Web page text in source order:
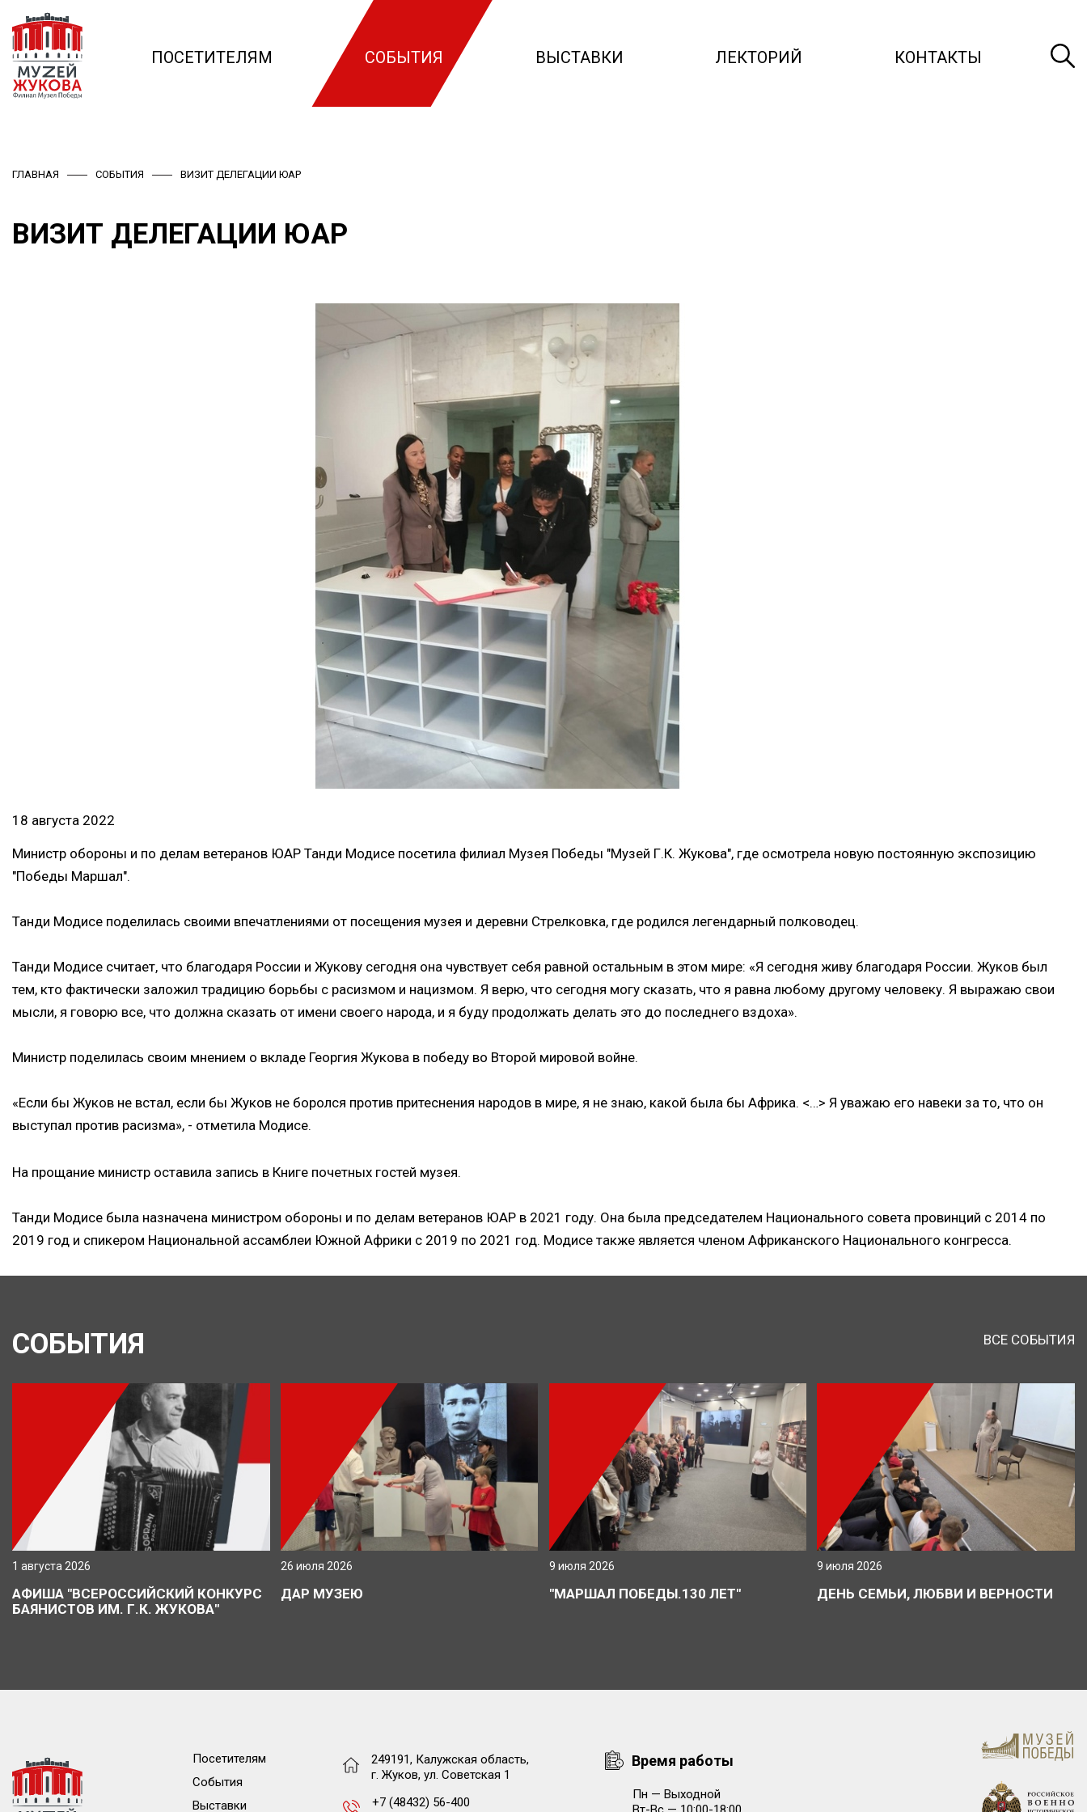
ПОСЕТИТЕЛЯМ СОБЫТИЯ ВЫСТАВКИ ЛЕКТОРИЙ КОНТАКТЫ
ГЛАВНАЯ СОБЫТИЯ ВИЗИТ ДЕЛЕГАЦИИ ЮАР
ВИЗИТ ДЕЛЕГАЦИИ ЮАР
18 августа 2022
Министр обороны и по делам ветеранов ЮАР Танди Модисе посетила филиал Музея Победы "Музей Г.К. Жукова", где осмотрела новую постоянную экспозицию
"Победы Маршал".
Танди Модисе поделилась своими впечатлениями от посещения музея и деревни Стрелковка, где родился легендарный полководец.
Танди Модисе считает, что благодаря России и Жукову сегодня она чувствует себя равной остальным в этом мире: «Я сегодня живу благодаря России. Жуков был
тем, кто фактически заложил традицию борьбы с расизмом и нацизмом. Я верю, что сегодня могу сказать, что я равна любому другому человеку. Я выражаю свои
мысли, я говорю все, что должна сказать от имени своего народа, и я буду продолжать делать это до последнего вздоха».
Министр поделилась своим мнением о вкладе Георгия Жукова в победу во Второй мировой войне.
«Если бы Жуков не встал, если бы Жуков не боролся против притеснения народов в мире, я не знаю, какой была бы Африка. <…> Я уважаю его навеки за то, что он
выступал против расизма», - отметила Модисе.
На прощание министр оставила запись в Книге почетных гостей музея.
Танди Модисе была назначена министром обороны и по делам ветеранов ЮАР в 2021 году. Она была председателем Национального совета провинций с 2014 по
2019 год и спикером Национальной ассамблеи Южной Африки с 2019 по 2021 год. Модисе также является членом Африканского Национального конгресса.
СОБЫТИЯ ВСЕ СОБЫТИЯ
1 августа 2026
АФИША "ВСЕРОССИЙСКИЙ КОНКУРС
БАЯНИСТОВ ИМ. Г.К. ЖУКОВА"
26 июля 2026
ДАР МУЗЕЮ
9 июля 2026
"МАРШАЛ ПОБЕДЫ.130 ЛЕТ"
9 июля 2026
ДЕНЬ СЕМЬИ, ЛЮБВИ И ВЕРНОСТИ
Посетителям
События
Выставки
249191, Калужская область,
г. Жуков, ул. Советская 1
+7 (48432) 56-400
Время работы
Пн — Выходной
Нажимая кнопку, я даю согласие на обработку персональных
данных.
ОТПРАВИТЬ ЗАЯВКУ